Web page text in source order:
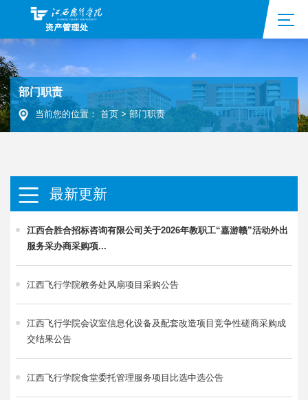
部门职责
当前您的位置： 首页> 部门职责
最新更新
江西合胜合招标咨询有限公司关于2026年教职工“嘉游赣”活动外出
服务采办商采购项...
江西飞行学院教务处风扇项目采购公告
江西飞行学院会议室信息化设备及配套改造项目竞争性磋商采购成
交结果公告
江西飞行学院食堂委托管理服务项目比选中选公告